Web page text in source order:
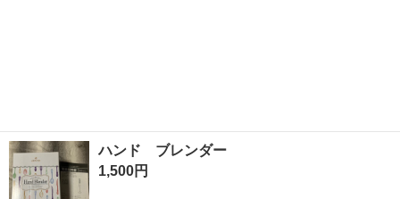
ハンド ブレンダー
1,500円